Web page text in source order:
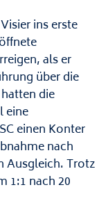
ins erste
als er
über die
die
eine
einen Konter
nach
Ausgleich. Trotz
1:1 nach 20